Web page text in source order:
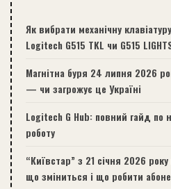
Як вибрати механічну
Logitech G515 TKL чи G515
Магнітна буря 24 липня 2026
— чи загрожує це Україні
Logitech G Hub: повний гайд по
роботу
“Київстар” з 21 січня 2026
що зміниться і що робити